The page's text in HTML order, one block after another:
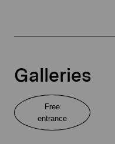
Galleries
Free
entrance